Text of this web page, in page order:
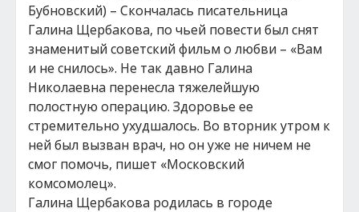
Бубновский) – Скончалась писательница
Галина Щербакова, по чьей повести был снят
знаменитый советский фильм о любви – «Вам
и не снилось». Не так давно Галина
Николаевна перенесла тяжелейшую
полостную операцию. Здоровье ее
стремительно ухудшалось. Во вторник утром к
ней был вызван врач, но он уже не ничем не
смог помочь, пишет «Московский
комсомолец».
Галина Щербакова родилась в городе